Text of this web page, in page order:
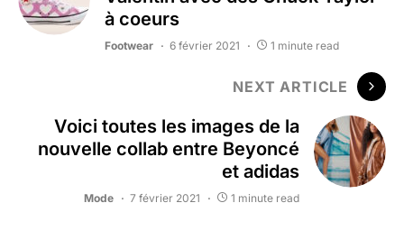
à coeurs
Footwear 6 février 2021 1 minute read
NEXT ARTICLE
Voici toutes les images de la
nouvelle collab entre Beyoncé
et adidas
Mode 7 février 2021 1 minute read